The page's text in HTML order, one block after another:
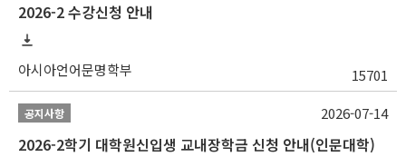
2026-2 수강신청 안내
아시아언어문명학부 15701
공지사항
2026-2학기 대학원신입생 교내장학금 신청 안내(인문대학)
2026-07-14